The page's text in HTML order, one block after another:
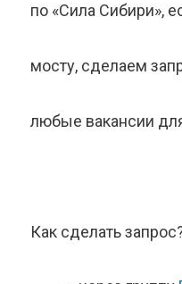
по «Сила Сибири»,
мосту, сделаем
любые вакансии
Как сделать